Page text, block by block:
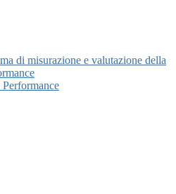
di misurazione e valutazione della